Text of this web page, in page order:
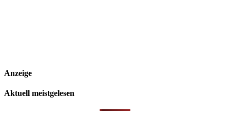
Anzeige
Aktuell meistgelesen